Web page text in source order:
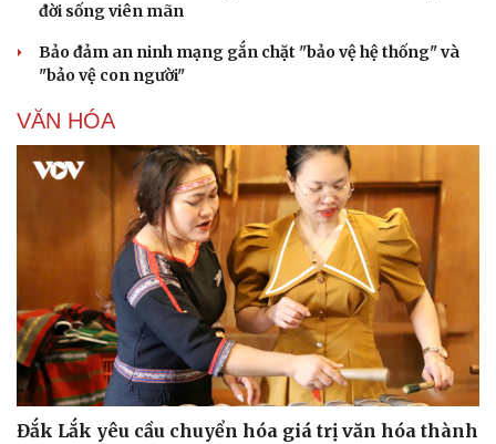
Dinh dưỡng - món ngon
Sản phụ khoa
Nam khoa
Làm đẹp - giảm cân
Phòng mạch online
Ăn sạch sống khỏe
Đời sống
Nhà đẹp
Blog
Tình yêu - Gia đình
đời sống viên mãn
Bảo đảm an ninh mạng gắn chặt "bảo vệ hệ thống" và
"bảo vệ con người"
VĂN HÓA
Đắk Lắk yêu cầu chuyển hóa giá trị văn hóa thành